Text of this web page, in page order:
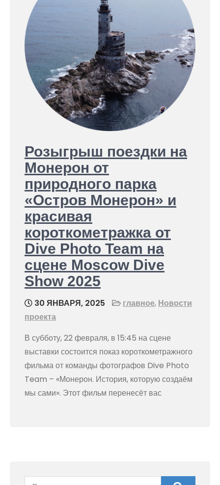
Розыгрыш поездки на
Монерон от
природного парка
«Остров Монерон» и
красивая
короткометражка от
Dive Photo Team на
сцене Moscow Dive
Show 2025
30 ЯНВАРЯ, 2025 главное, Новости
проекта
В субботу, 22 февраля, в 15:45 на сцене
выставки состоится показ короткометражного
фильма от команды фотографов Dive Photo
Team – «Монерон. История, которую создаём
мы сами». Этот фильм перенесёт вас